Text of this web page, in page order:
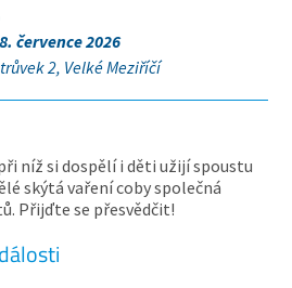
července 2026
2, Velké Meziříčí
níž si dospělí i děti užijí spoustu
skýtá vaření coby společná
Přijďte se přesvědčit!